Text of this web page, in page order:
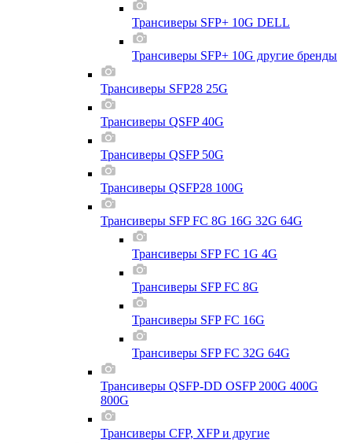
Трансиверы SFP+ 10G DELL
Трансиверы SFP+ 10G другие бренды
Трансиверы SFP28 25G
Трансиверы QSFP 40G
Трансиверы QSFP 50G
Трансиверы QSFP28 100G
Трансиверы SFP FC 8G 16G 32G 64G
Трансиверы SFP FC 1G 4G
Трансиверы SFP FC 8G
Трансиверы SFP FC 16G
Трансиверы SFP FC 32G 64G
Трансиверы QSFP-DD OSFP 200G 400G
800G
Трансиверы CFP, XFP и другие